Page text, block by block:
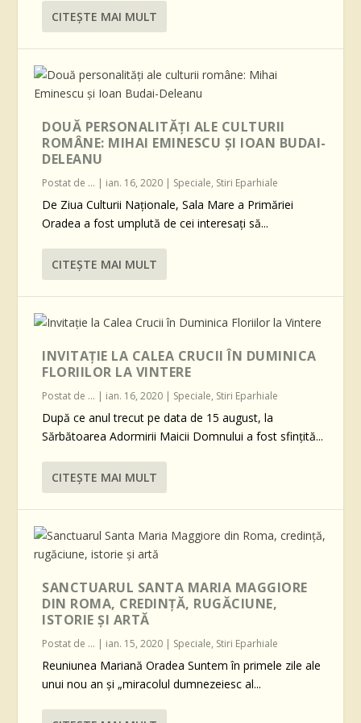
CITEŞTE MAI MULT
DOUĂ PERSONALITĂȚI ALE CULTURII
ROMÂNE: MIHAI EMINESCU ȘI IOAN BUDAI-
DELEANU
Postat de ... | ian. 16, 2020 | Speciale, Stiri Eparhiale
De Ziua Culturii Naţionale, Sala Mare a Primăriei
Oradea a fost umplută de cei interesaţi să...
CITEŞTE MAI MULT
INVITAȚIE LA CALEA CRUCII ÎN DUMINICA
FLORIILOR LA VINTERE
Postat de ... | ian. 16, 2020 | Speciale, Stiri Eparhiale
După ce anul trecut pe data de 15 august, la
Sărbătoarea Adormirii Maicii Domnului a fost sfințită...
CITEŞTE MAI MULT
SANCTUARUL SANTA MARIA MAGGIORE
DIN ROMA, CREDINȚĂ, RUGĂCIUNE,
ISTORIE ȘI ARTĂ
Postat de ... | ian. 15, 2020 | Speciale, Stiri Eparhiale
Reuniunea Mariană Oradea Suntem în primele zile ale
unui nou an și „miracolul dumnezeiesc al...